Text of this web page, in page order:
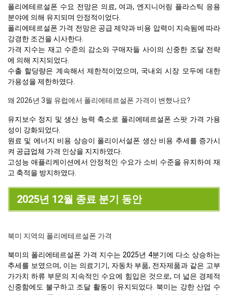
폴리에테르설폰 수요 전망은 의료, 여과, 엔지니어링 플라스틱 응용
분야에 의해 유지되며 안정적이었다.
폴리에테르설폰 가격 전망은 공급 제약과 비용 압력이 지속됨에 따라
강경한 조건을 시사한다.
가격 지수는 재고 수준의 감소와 구매자들 사이의 신중한 조달 전략
에 의해 지지되었다.
수출 할당량은 계속해서 제한적이었으며, 국내외 시장 모두에 대한
가용성을 제한하였다.
왜 2026년 3월 유럽에서 폴리에테르설폰 가격이 변했나요?
유지보수 정지 및 생산 능력 축소로 폴리에테르설폰 스팟 가격 가용
성이 강화되었다.
원료 및 에너지 비용 상승이 폴리이서설폰 생산 비용 추세를 증가시
켜 공급업체 가격 인상을 지지하였다.
고성능 애플리케이션에서 안정적인 수요가 소비 수준을 유지하여 재
고 축적을 방지하였다.
2025년 12월 종료 분기 동안
북미 지역의 폴리에테르설폰 가격
북미의 폴리에테르설폰 가격 지수는 2025년 4분기에 다소 상승하는
추세를 보였으며, 이는 의료기기, 자동차 부품, 전자제품과 같은 고부
가가치 하류 부문의 지속적인 수요에 힘입은 것으로, 더 넓은 경제적
신중함에도 불구하고 조달 활동이 유지되었다. 북미는 강한 산업 수